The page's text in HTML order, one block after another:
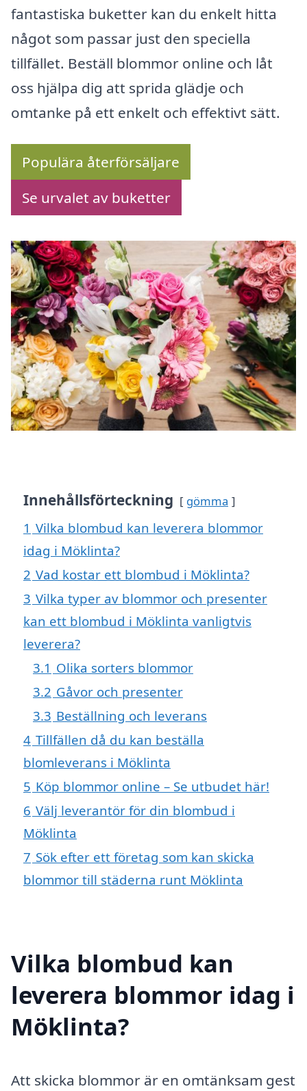
fantastiska buketter kan du enkelt hitta
något som passar just den speciella
tillfället. Beställ blommor online och låt
oss hjälpa dig att sprida glädje och
omtanke på ett enkelt och effektivt sätt.
Populära återförsäljare
Se urvalet av buketter
Innehållsförteckning gömma
1 Vilka blombud kan leverera blommor
idag i Möklinta?
2 Vad kostar ett blombud i Möklinta?
3 Vilka typer av blommor och presenter
kan ett blombud i Möklinta vanligtvis
leverera?
3.1 Olika sorters blommor
3.2 Gåvor och presenter
3.3 Beställning och leverans
4 Tillfällen då du kan beställa
blomleverans i Möklinta
5 Köp blommor online – Se utbudet här!
6 Välj leverantör för din blombud i
Möklinta
7 Sök efter ett företag som kan skicka
blommor till städerna runt Möklinta
Vilka blombud kan
leverera blommor idag i
Möklinta?
Att skicka blommor är en omtänksam gest